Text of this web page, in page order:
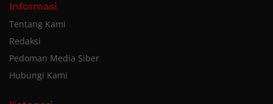
Informasi
Tentang Kami
Redaksi
Pedoman Media Siber
Hubungi Kami